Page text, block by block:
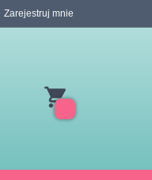
Zarejestruj mnie